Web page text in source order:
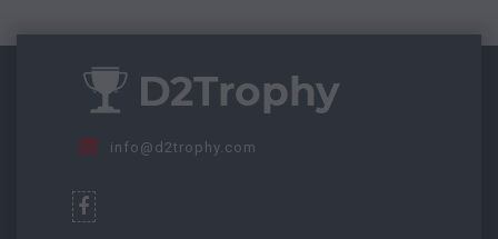
info@d2trophy.com